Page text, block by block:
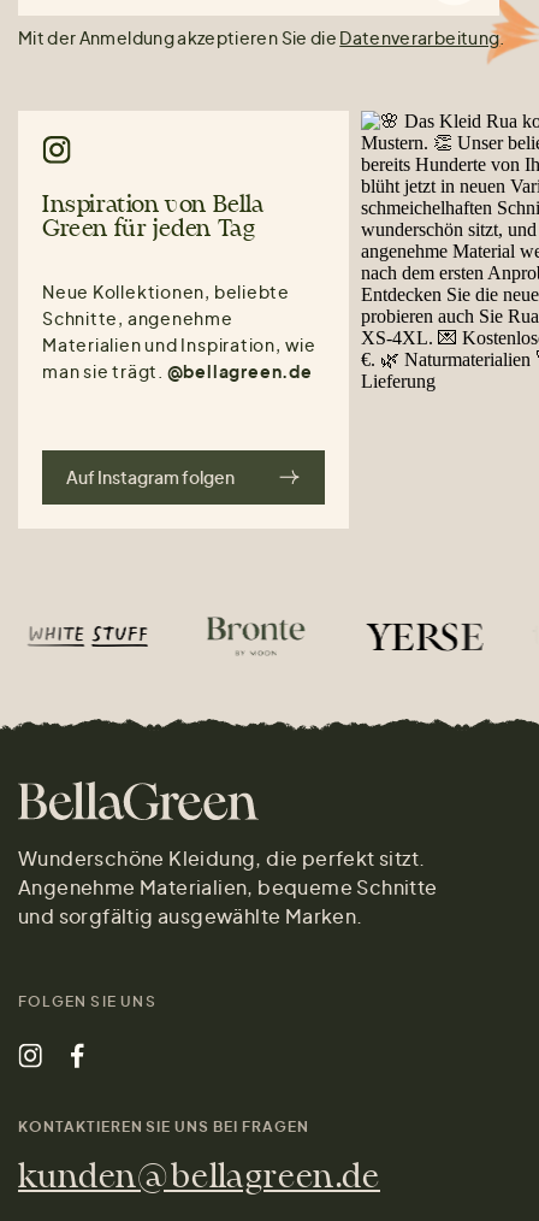
Mit der Anmeldung akzeptieren Sie die Datenverarbeitung.
Inspiration von Bella
Green für jeden Tag
Neue Kollektionen, beliebte
Schnitte, angenehme
Materialien und Inspiration, wie
man sie trägt. @bellagreen.de
Auf Instagram folgen
Wunderschöne Kleidung, die perfekt sitzt.
Angenehme Materialien, bequeme Schnitte
und sorgfältig ausgewählte Marken.
FOLGEN SIE UNS
KONTAKTIEREN SIE UNS BEI FRAGEN
kunden@bellagreen.de